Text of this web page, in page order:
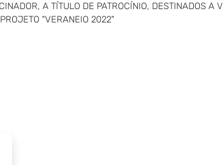
A TÍTULO DE PATROCÍNIO, DESTINADOS
"VERANEIO 2022"